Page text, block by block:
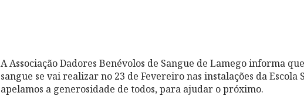
A Associação Dadores Benévolos de Sangue de Lamego informa
sangue se vai realizar no 23 de Fevereiro nas instalações da Escola
apelamos a generosidade de todos, para ajudar o próximo.